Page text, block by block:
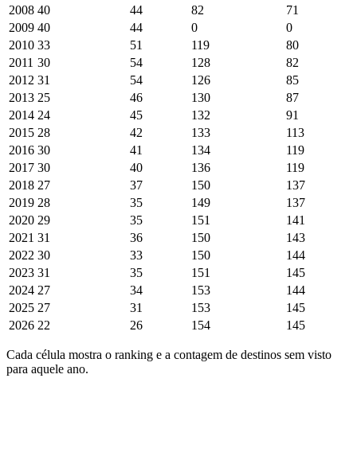
2008 40 44 82
71
2009 40 44 0
0
2010 33 51 119
80
2011 30 54 128
82
2012 31 54 126
85
2013 25 46 130
87
2014 24 45 132
91
2015 28 42 133
113
2016 30 41 134
119
2017 30 40 136
119
2018 27 37 150
137
2019 28 35 149
137
2020 29 35 151
141
2021 31 36 150
143
2022 30 33 150
144
2023 31 35 151
145
2024 27 34 153
144
2025 27 31 153
145
2026 22 26 154 145
Cada célula mostra o ranking e a contagem de destinos sem visto
para aquele ano.